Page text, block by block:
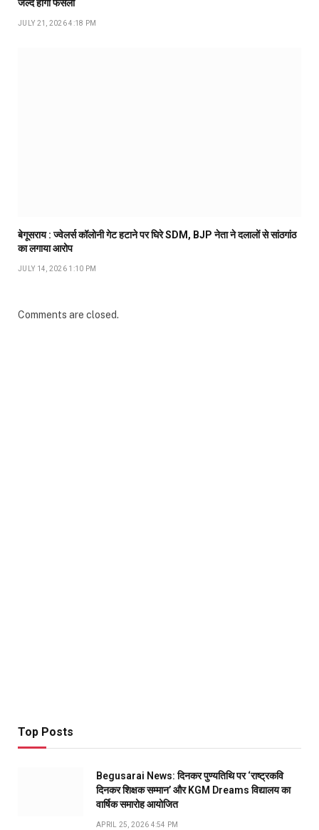
जल्द होगा फैसला
JULY 21, 2026 4:18 PM
बेगूसराय : ज्वेलर्स कॉलोनी गेट हटाने पर घिरे SDM, BJP नेता ने दलालों से सांठगांठ
का लगाया आरोप
JULY 14, 2026 1:10 PM
Comments are closed.
Top Posts
Begusarai News: दिनकर पुण्यतिथि पर ‘राष्ट्रकवि
दिनकर शिक्षक सम्मान’ और KGM Dreams विद्यालय का
वार्षिक समारोह आयोजित
APRIL 25, 2026 4:54 PM